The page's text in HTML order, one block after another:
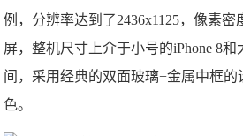
例，分辨率达到了2436x1125，像素密
屏，整机尺寸上介于小号的iPhone 8和
间，采用经典的双面玻璃+金属中框的
色。